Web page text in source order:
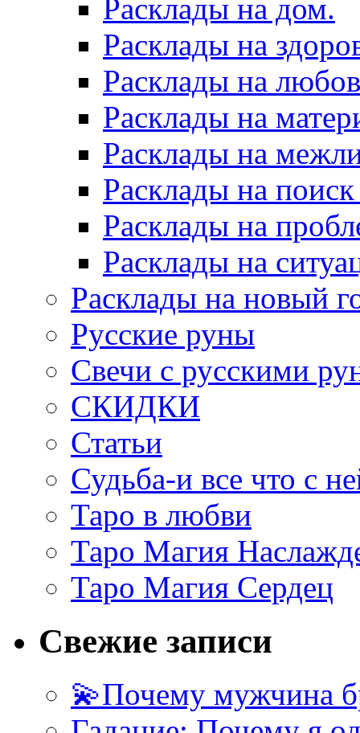
Расклады на дом.
Расклады на
Расклады на
Расклады на
Расклады на
Расклады на
Расклады на
Расклады на
Расклады на новый
Русские руны
Свечи с русскими
СКИДКИ
Статьи
Судьба-и все что с
Таро в любви
Таро Магия
Таро Магия Сердец
Свежие записи
💫Почему мужчина